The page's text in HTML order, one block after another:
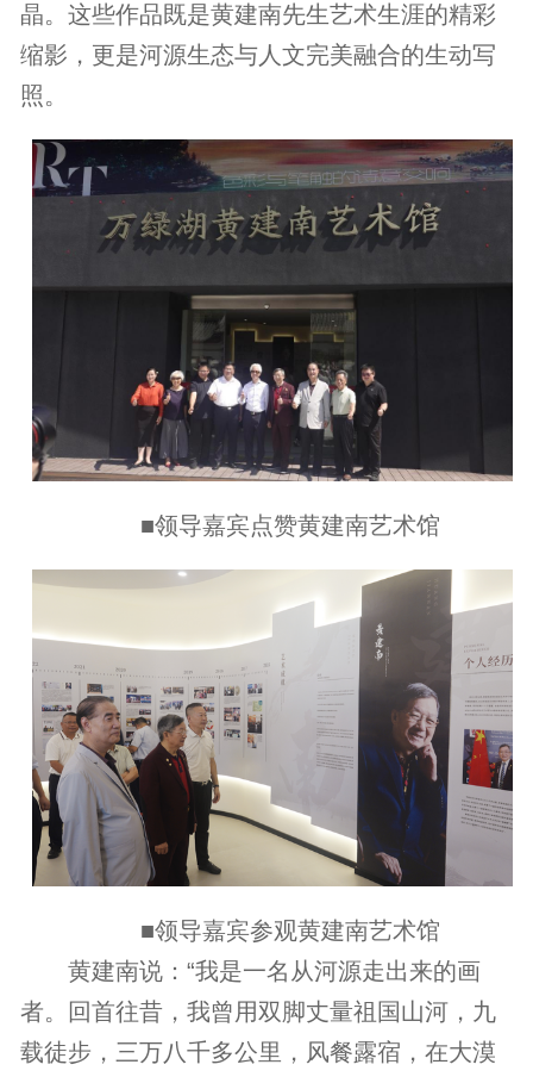
晶。这些作品既是黄建南先生艺术生涯的精彩
缩影，更是河源生态与人文完美融合的生动写
照。
■领导嘉宾点赞黄建南艺术馆
■领导嘉宾参观黄建南艺术馆
黄建南说：“我是一名从河源走出来的画
者。回首往昔，我曾用双脚丈量祖国山河，九
载徒步，三万八千多公里，风餐露宿，在大漠